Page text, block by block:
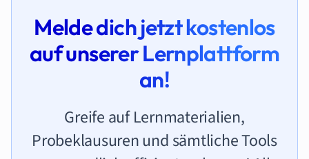
Melde dich jetzt kostenlos
auf unserer Lernplattform
an!
Greife auf Lernmaterialien,
Probeklausuren und sämtliche Tools